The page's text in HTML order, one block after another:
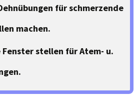
für schmerzende
machen.
Fenster stellen für Atem- u.